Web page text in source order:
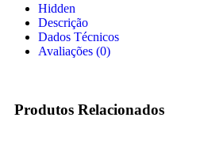
Hidden
Descrição
Dados Técnicos
Avaliações (0)
Produtos Relacionados